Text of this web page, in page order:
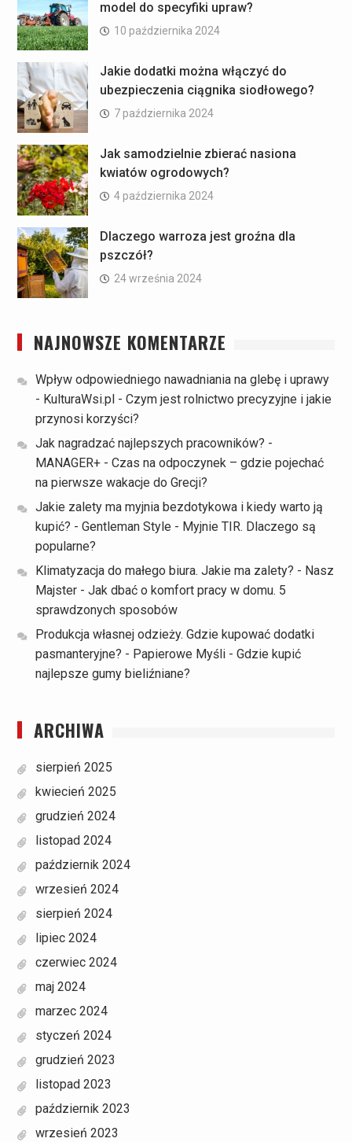
model do specyfiki upraw?
10 października 2024
Jakie dodatki można włączyć do
ubezpieczenia ciągnika siodłowego?
7 października 2024
Jak samodzielnie zbierać nasiona
kwiatów ogrodowych?
4 października 2024
Dlaczego warroza jest groźna dla
pszczół?
24 września 2024
NAJNOWSZE KOMENTARZE
Wpływ odpowiedniego nawadniania na glebę i uprawy
- KulturaWsi.pl - Czym jest rolnictwo precyzyjne i jakie
przynosi korzyści?
Jak nagradzać najlepszych pracowników? -
MANAGER+- Czas na odpoczynek – gdzie pojechać
na pierwsze wakacje do Grecji?
Jakie zalety ma myjnia bezdotykowa i kiedy warto ją
kupić? - Gentleman Style - Myjnie TIR. Dlaczego są
popularne?
Klimatyzacja do małego biura. Jakie ma zalety? - Nasz
Majster- Jak dbać o komfort pracy w domu. 5
sprawdzonych sposobów
Produkcja własnej odzieży. Gdzie kupować dodatki
pasmanteryjne? - Papierowe Myśli- Gdzie kupić
najlepsze gumy bieliźniane?
ARCHIWA
sierpień 2025
kwiecień 2025
grudzień 2024
listopad 2024
październik 2024
wrzesień 2024
sierpień 2024
lipiec 2024
czerwiec 2024
maj 2024
marzec 2024
styczeń 2024
grudzień 2023
listopad 2023
październik 2023
wrzesień 2023